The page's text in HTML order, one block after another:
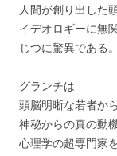
人間が創り出した
イデオロギーに無
じつに驚異である。
グランチは
頭脳明晰な若者から
神秘からの真の動
心理学の超専門家